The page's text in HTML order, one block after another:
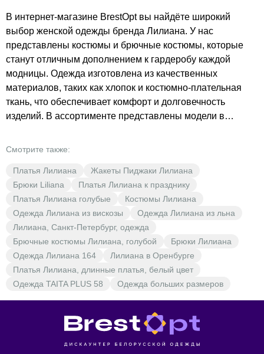
В интернет-магазине BrestOpt вы найдёте широкий
выбор женской одежды бренда Лилиана. У нас
представлены костюмы и брючные костюмы, которые
станут отличным дополнением к гардеробу каждой
модницы. Одежда изготовлена из качественных
материалов, таких как хлопок и костюмно-плательная
ткань, что обеспечивает комфорт и долговечность
изделий. В ассортименте представлены модели в
подобрать идеальный наряд для любого случая.
насыщенные оттенки, делает одежду Лилиана
универсальной и стильной. В BrestOpt вы найдёте
женскую одежду по низким ценам, которая подчеркнёт
вашу индивидуальность и станет отличным вложением в
ваш гардероб. Не упустите возможность обновить свой
образ с помощью одежды от Лилиана!
Смотрите также:
Платья Лилиана
Жакеты Пиджаки Лилиана
Брюки Liliana
Платья Лилиана к празднику
Платья Лилиана голубые
Костюмы Лилиана
Одежда Лилиана из вискозы
Одежда Лилиана из льна
Лилиана, Санкт-Петербург, одежда
Брючные костюмы Лилиана, голубой
Брюки Лилиана
Одежда Лилиана 164
Лилиана в Оренбурге
Платья Лилиана, длинные платья, белый цвет
Одежда TAITA PLUS 58
Одежда больших размеров